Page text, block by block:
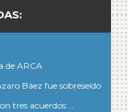
de ARCA
Báez fue sobreseído
tres acuerdos:…